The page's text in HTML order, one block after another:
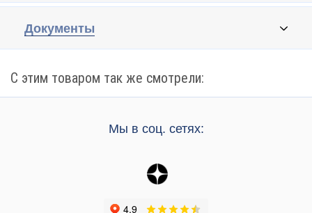
Документы
С этим товаром так же смотрели:
Мы в соц. сетях: